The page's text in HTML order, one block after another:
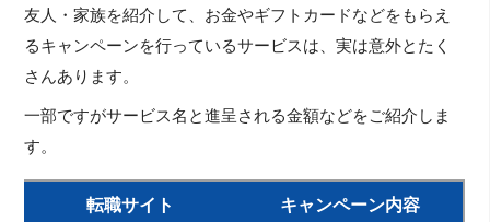
友人・家族を紹介して、お金やギフトカードなどをもらえ
るキャンペーンを行っているサービスは、実は意外とたく
さんあります。
一部ですがサービス名と進呈される金額などをご紹介しま
す。
転職サイト キャンペーン内容